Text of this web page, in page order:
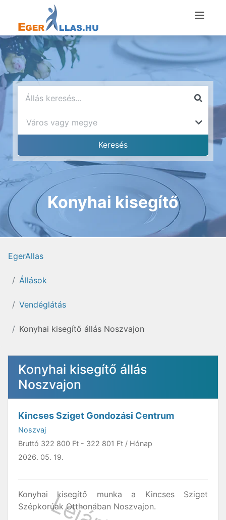
Konyhai kisegítő
EgerAllas
Állások
Vendéglátás
Konyhai kisegítő állás Noszvajon
Konyhai kisegítő állás
Noszvajon
Kincses Sziget Gondozási Centrum
Noszvaj
Bruttó 322 800 Ft - 322 801 Ft / Hónap
2026. 05. 19.
Konyhai kisegítő munka a Kincses Sziget
Szépkorúak Otthonában Noszvajon.